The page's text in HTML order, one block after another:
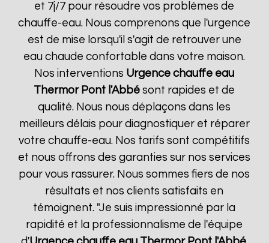
et 7j/7 pour résoudre vos problèmes de
chauffe-eau. Nous comprenons que l'urgence
est de mise lorsqu'il s'agit de retrouver une
eau chaude confortable dans votre maison.
Nos interventions Urgence chauffe eau
Thermor Pont l'Abbé sont rapides et de
qualité. Nous nous déplaçons dans les
meilleurs délais pour diagnostiquer et réparer
votre chauffe-eau. Nos tarifs sont compétitifs
et nous offrons des garanties sur nos services
pour vous rassurer. Nous sommes fiers de nos
résultats et nos clients satisfaits en
témoignent. "Je suis impressionné par la
rapidité et la professionnalisme de l'équipe